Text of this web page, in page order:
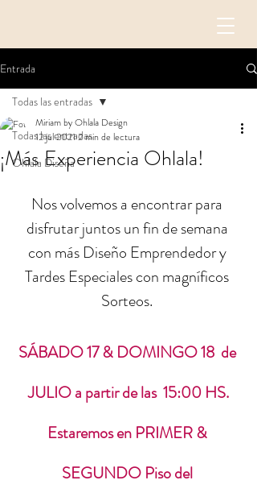
Entrada
Todas las entradas
Ohlala Diseña
Todas las entradas
¡Más Experiencia Ohlala!
Miriam by Ohlala Design
12 jul 20212 min de lectura
Nos volvemos a encontrar para
disfrutar juntos un fin de semana
con más Diseño Emprendedor y
Tardes Especiales con magníficos
Sorteos.
SÁBADO 17 & DOMINGO 18  de
JULIO a partir de las  15:00 HS.
Estaremos en PRIMER &
SEGUNDO Piso del